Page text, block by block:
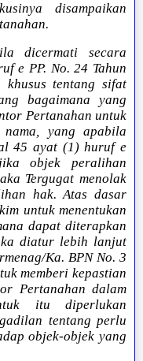
disampaikan
dicermati secara
e PP. No. 24 Tahun
tentang sifat
bagaimana yang
Pertanahan untuk
yang apabila
45 ayat (1) huruf e
objek peralihan
Tergugat menolak
hak. Atas dasar
untuk menentukan
dapat diterapkan
diatur lebih lanjut
Ka. BPN No. 3
memberi kepastian
Pertanahan dalam
itu diperlukan
tentang perlu
objek-objek yang